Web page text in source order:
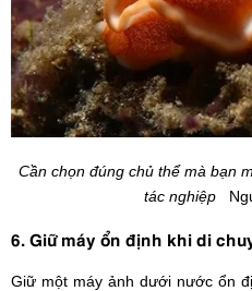
Cần chọn đúng chủ thể mà bạn
tác nghiệp
6. Giữ máy ổn định khi di
Giữ một máy ảnh dưới nước ổn